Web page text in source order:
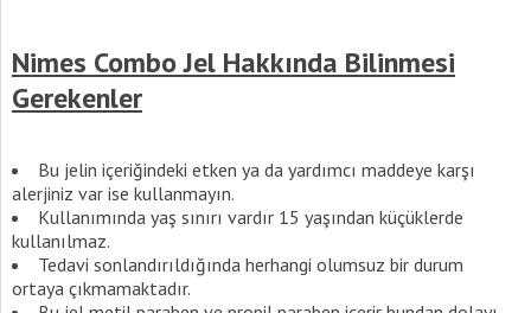
Nimes Combo Jel Hakkında Bilinmesi
Gerekenler
Bu jelin içeriğindeki etken ya da yardımcı maddeye karşı
alerjiniz var ise kullanmayın.
Kullanımında yaş sınırı vardır 15 yaşından küçüklerde
kullanılmaz.
Tedavi sonlandırıldığında herhangi olumsuz bir durum
ortaya çıkmamaktadır.